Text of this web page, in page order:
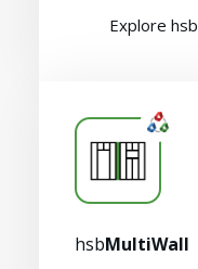
Explore hsb
hsbMultiWall